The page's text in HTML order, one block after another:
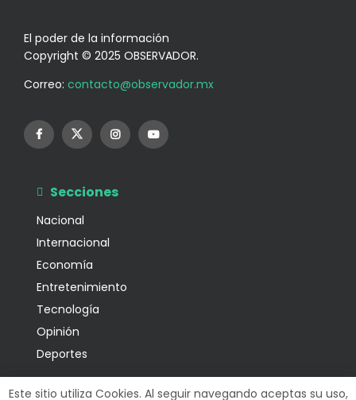
El poder de la información
Copyright © 2025 OBSERVADOR.
Correo: contacto@observador.mx
Secciones
Nacional
Internacional
Economía
Entretenimiento
Tecnología
Opinión
Deportes
Información
Este sitio utiliza Cookies. Al seguir navegando aceptas su uso,